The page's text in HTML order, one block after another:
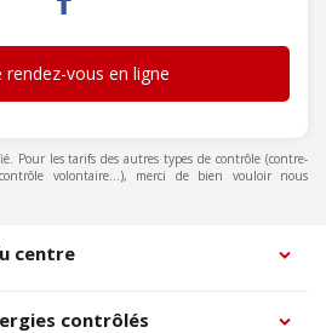
rendez-vous en ligne
Pour les tarifs des autres types de contrôle (contre-
volontaire...), merci de bien vouloir nous
centre
contrôlés